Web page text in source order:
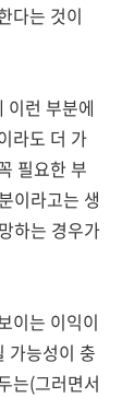
다는 것이
이런 부분에
라도 더 가
필요한 부
이라고는 생
하는 경우가
이는 이익이
가능성이 충
는(그러면서